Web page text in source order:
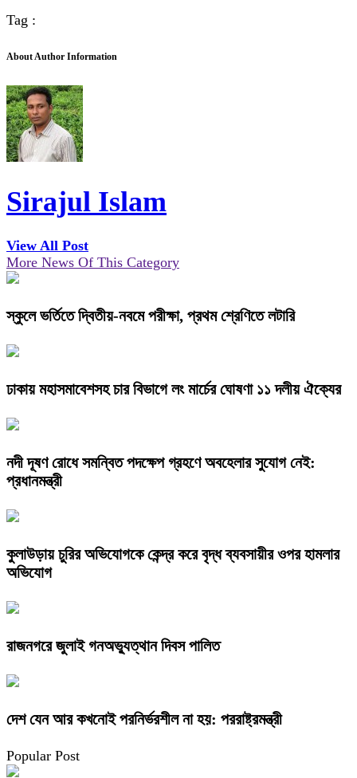
Tag :
About Author Information
Sirajul Islam
View All Post
More News Of This Category
স্কুলে ভর্তিতে দ্বিতীয়-নবমে পরীক্ষা, প্রথম শ্রেণিতে লটারি
ঢাকায় মহাসমাবেশসহ চার বিভাগে লং মার্চের ঘোষণা ১১ দলীয় ঐক্যের
নদী দূষণ রোধে সমন্বিত পদক্ষেপ গ্রহণে অবহেলার সুযোগ নেই:
প্রধানমন্ত্রী
কুলাউড়ায় চুরির অভিযোগকে কেন্দ্র করে বৃদ্ধ ব্যবসায়ীর ওপর হামলার
অভিযোগ
রাজনগরে জুলাই গনঅভ্যুত্থান দিবস পালিত
দেশ যেন আর কখনোই পরনির্ভরশীল না হয়: পররাষ্ট্রমন্ত্রী
Popular Post